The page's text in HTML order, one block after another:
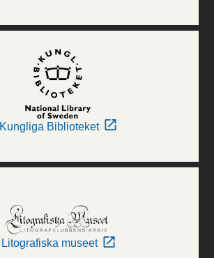
Kungliga Biblioteket
Litografiska museet